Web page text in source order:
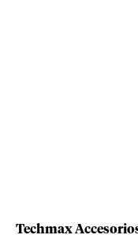
Techmax